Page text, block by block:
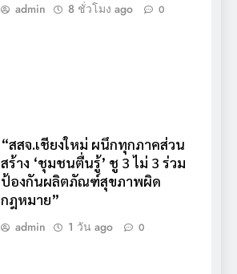
admin 8 ชั่วโมง ago 0
“สสจ.เชียงใหม่ ผนึกทุกภาคส่วน
สร้าง ‘ชุมชนตื่นรู้’ ชู 3 ไม่ 3 ร่วม
ป้องกันผลิตภัณฑ์สุขภาพผิด
กฎหมาย”
admin 1 วัน ago 0